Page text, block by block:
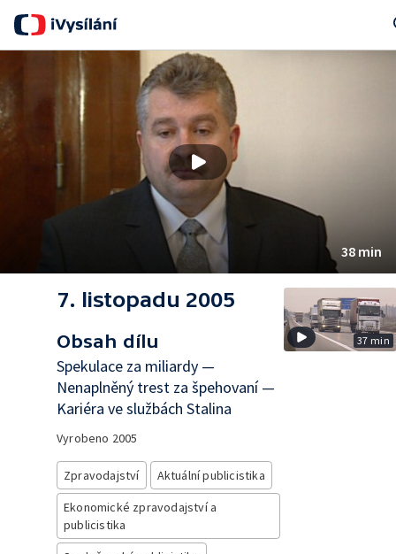
38 min
7. listopadu 2005
Obsah dílu
Spekulace za miliardy —
Nenaplněný trest za špehovaní —
Kariéra ve službách Stalina
Vyrobeno 2005
Zpravodajství
Aktuální publicistika
Ekonomické zpravodajství a
publicistika
37 min